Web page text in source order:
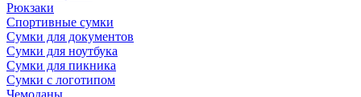
Рюкзаки
Спортивные сумки
Сумки для документов
Сумки для ноутбука
Сумки для пикника
Сумки с логотипом